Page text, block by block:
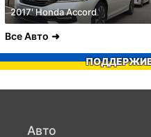
2017' Honda Accord
Все Авто
Авто